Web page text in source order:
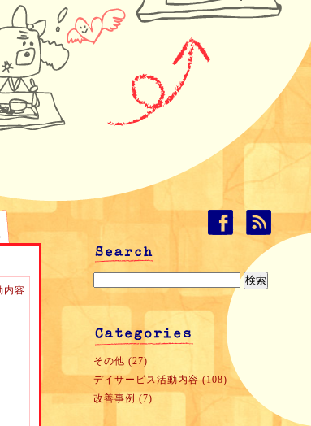
内容
その他 (27)
デイサービス活動内容 (108)
改善事例 (7)